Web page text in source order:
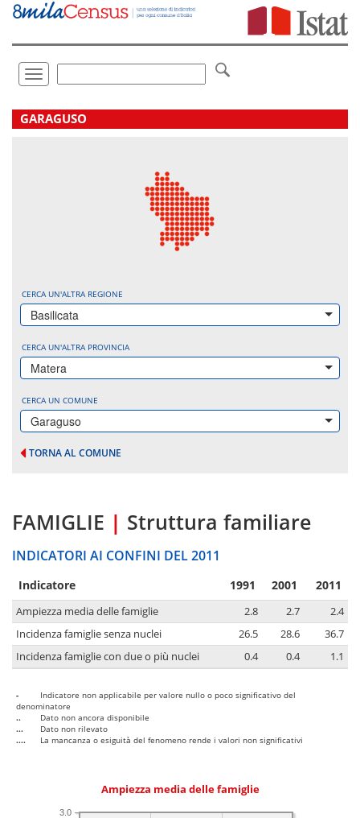
Vai
direttamente
Toggle
navigation
.
GARAGUSO
CERCA UN'ALTRA REGIONE
Basilicata
CERCA UN'ALTRA PROVINCIA
Matera
CERCA UN COMUNE
Garaguso
TORNA AL COMUNE
FAMIGLIE | Struttura familiare
INDICATORI AI CONFINI DEL 2011
Indicatore 1991 2001 2011
Ampiezza media delle famiglie 2.8 2.7
2.4
Incidenza famiglie senza nuclei
26.5 28.6
36.7
Incidenza famiglie con due o più nuclei
0.4 0.4 1.1
-
Indicatore non applicabile per valore nullo o poco significativo del
denominatore
..
Dato non ancora disponibile
...
Dato non rilevato
....
La mancanza o esiguità del fenomeno rende i valori non significativi
Ampiezza media delle famiglie
3.0